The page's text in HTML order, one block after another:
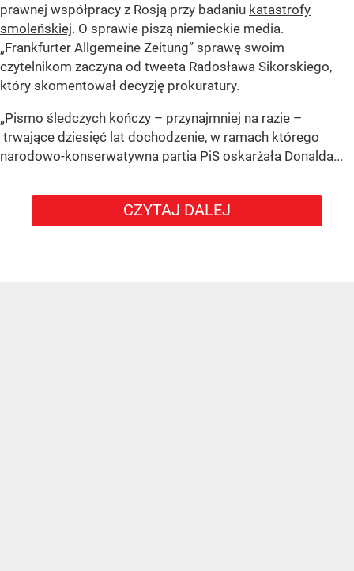
prawnej współpracy z Rosją przy badaniu katastrofy
smoleńskiej. O sprawie piszą niemieckie media.
„Frankfurter Allgemeine Zeitung” sprawę swoim
czytelnikom zaczyna od tweeta Radosława Sikorskiego,
który skomentował decyzję prokuratury.
„Pismo śledczych kończy – przynajmniej na razie –
trwające dziesięć lat dochodzenie, w ramach którego
narodowo-konserwatywna partia PiS oskarżała Donalda...
CZYTAJ DALEJ